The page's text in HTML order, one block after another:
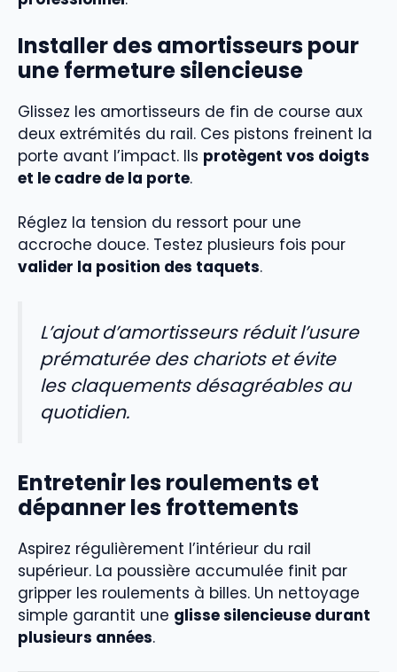
Installer des amortisseurs pour
une fermeture silencieuse
Glissez les amortisseurs de fin de course aux
deux extrémités du rail. Ces pistons freinent la
porte avant l’impact. Ils protègent vos doigts
et le cadre de la porte.
Réglez la tension du ressort pour une
accroche douce. Testez plusieurs fois pour
valider la position des taquets.
L’ajout d’amortisseurs réduit l’usure
prématurée des chariots et évite
les claquements désagréables au
quotidien.
Entretenir les roulements et
dépanner les frottements
Aspirez régulièrement l’intérieur du rail
supérieur. La poussière accumulée finit par
gripper les roulements à billes. Un nettoyage
simple garantit une glisse silencieuse durant
plusieurs années.